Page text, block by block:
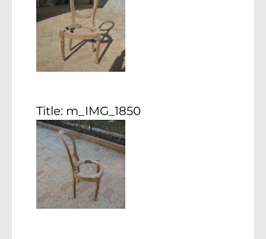
Title: m_IMG_1850